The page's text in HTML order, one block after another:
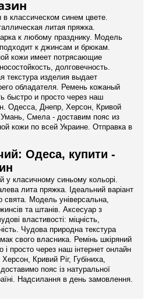
классическом синем цвете.
литая пряжка.
к любому празднику. Модель
к джинсам и брюкам.
кожи имеет потрясающие
долговечность.
текстура изделия выдает
обладателя. Ремень кожаный
быстро и просто через наш
Одесса, Днепр, Херсон, Кривой
Умань, Смела - доставим пояс из
кожи по всей Украине. Отправка в
Одеса, купити -
у класичному синьому кольорі.
лита пряжка. Ідеальний варіант
свята. Модель універсальна,
та штанів. Аксесуар з
властивості: міцність,
Чудова природна текстура
свого власника. Ремінь шкіряний
і просто через наш інтернет онлайн
Кривий Ріг, Губіниха,
пояс із натуральної
Надсилання в день замовлення.